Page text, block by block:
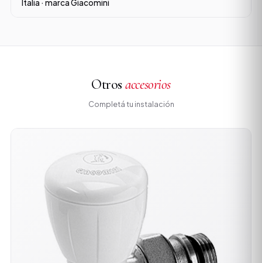
Italia · marca Giacomini
Otrosaccesorios
Completá tu instalación